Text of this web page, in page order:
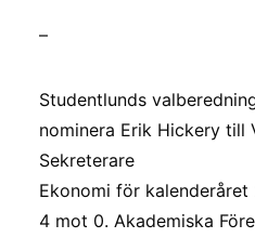
–
Studentlunds
nominera Erik Hickery till
Sekreterare
Ekonomi för
4 mot 0. Akademiska